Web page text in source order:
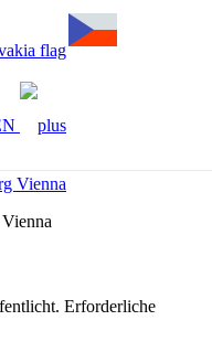
Erforderliche